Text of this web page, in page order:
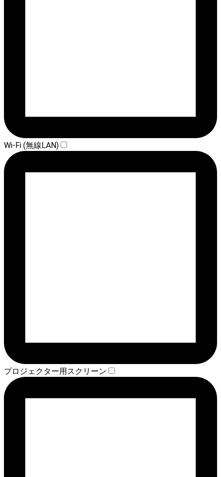
Wi-Fi (無線LAN)
プロジェクター用スクリーン